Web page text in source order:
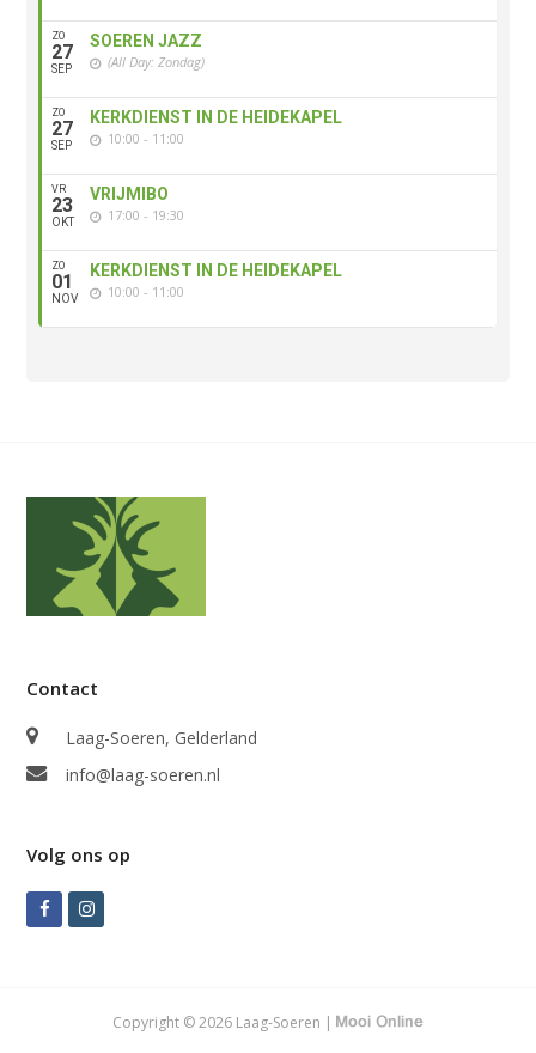
ZO
27
SEP
SOEREN JAZZ
(All Day: Zondag)
ZO
27
SEP
KERKDIENST IN DE HEIDEKAPEL
10:00 - 11:00
VR
23
OKT
VRIJMIBO
17:00 - 19:30
ZO
01
NOV
KERKDIENST IN DE HEIDEKAPEL
10:00 - 11:00
Contact
Laag-Soeren, Gelderland
info@laag-soeren.nl
Volg ons op
FacebookInstagram
Copyright © 2026 Laag-Soeren |